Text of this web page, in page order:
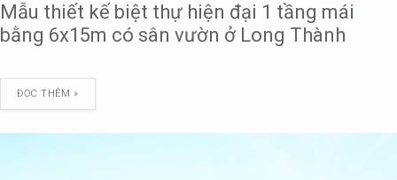
Mẫu thiết kế biệt thự hiện đại 1 tầng mái
bằng 6x15m có sân vườn ở Long Thành
ĐỌC THÊM »